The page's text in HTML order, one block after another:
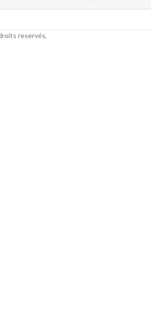
reservés.